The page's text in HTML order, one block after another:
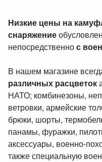
Низкие цены на
снаряжение
непосредственнос
В нашем магазине
различных расцветок
НАТО; комбинезоны,
ветровки, армейские
брюки, шорты,
панамы, фуражки,
аксессуары, военно-
также специальную